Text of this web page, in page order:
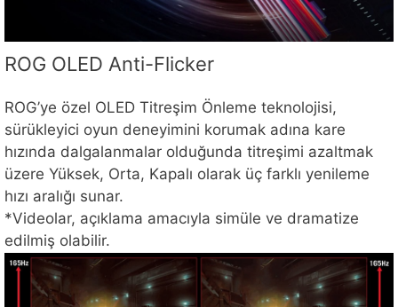
ROG OLED Anti-Flicker
ROG’ye özel OLED Titreşim Önleme teknolojisi,
sürükleyici oyun deneyimini korumak adına kare
hızında dalgalanmalar olduğunda titreşimi azaltmak
üzere Yüksek, Orta, Kapalı olarak üç farklı yenileme
hızı aralığı sunar.
*Videolar, açıklama amacıyla simüle ve dramatize
edilmiş olabilir.